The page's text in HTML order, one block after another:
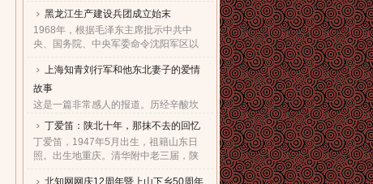
命运共前进的同龄人值得隆重纪念的一
年。因为，知青这个在特殊历史时期产
生的特殊群体，在共和国发展的史册
上，以自己的青春、热血和忠......
黑龙江生产建设兵团成立始末
1968年，根据毛泽东主席批示中共中
央、国务院、中央军委命令沈阳军区以
原东北农垦总局所属农场为基础，组建
黑龙江生产建设兵团，在黑龙江省边境
地区执行“屯垦戍边”任务。......
上海知青刘行军和他东北妻子的爱情
故事
这是一篇非常感人的报道。历经辛酸坎
坷，终于同18年前的爱人生活到了一
起，黑龙江省五大连池市女子王亚文和
知青刘行军之间的动人爱情故事，演绎
了生活版的“小芳的故事”。......
丁爱笛：陕北十年，那抹不去的回忆
丁爱笛，1947年5月出生，祖籍山东日
照。出生地重庆。清华附中老三届，陕
北延川插队十年，做过四年生产队长，
北知网网庆12周年暨上山下乡50周年